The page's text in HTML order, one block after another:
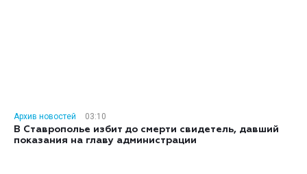
Архив новостей
03:10
В Ставрополье избит до смерти свидетель, давший
показания на главу администрации